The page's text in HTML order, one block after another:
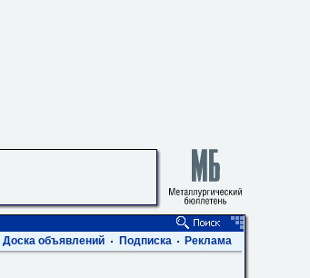
Доска объявлений Подписка Реклама